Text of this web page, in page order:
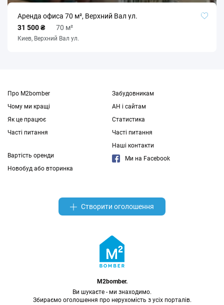
Аренда офиса 70 м², Верхний Вал ул.
31 500 ₴
70 м²
Киев, Верхний Вал ул.
Про M2bomber
Чому ми кращі
Як це працює
Часті питання
Вартість оренди
Новобуд або вторинка
Забудовникам
АН і сайтам
Статистика
Часті питання
Наші контакти
Ми на Facebook
Створити оголошення
M2bomber.
Ви шукаєте - ми знаходимо.
Збираємо оголошення про нерухомість з усіх порталів.